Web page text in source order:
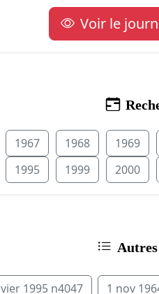
Voir le
1967 1968 1969
1995 1999 2000
1995 n4047 1 nov